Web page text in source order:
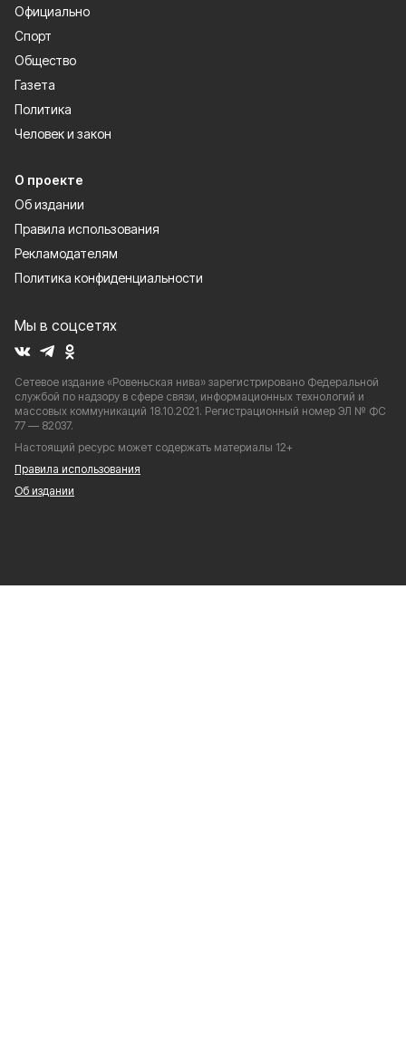
Официально
Спорт
Общество
Газета
Политика
Человек и закон
О проекте
Об издании
Правила использования
Рекламодателям
Политика конфиденциальности
Мы в соцсетях
Сетевое издание «Ровеньская нива» зарегистрировано Федеральной
службой по надзору в сфере связи, информационных технологий и
массовых коммуникаций 18.10.2021. Регистрационный номер ЭЛ № ФС
77 — 82037.
Настоящий ресурс может содержать материалы 12+
Правила использования
Об издании